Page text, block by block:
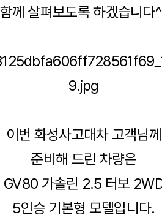
함께 살펴보도록 하겠습니다
이번 화성사고대차 고객님께
준비해 드린 차량은
GV80 가솔린 2.5 터보
5인승 기본형 모델입니다.